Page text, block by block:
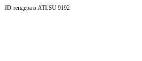
ID тендера в ATI.SU 9192